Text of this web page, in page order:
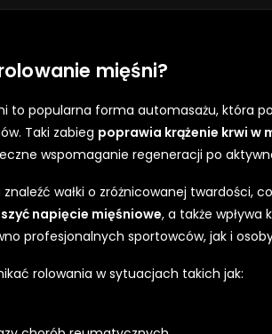
mięśni?
to popularna forma automasażu, która
Taki zabieg poprawia krążenie krwi w
wspomaganie regeneracji po
znaleźć wałki o zróżnicowanej
napięcie mięśniowe, a także
profesjonalnych sportowców, jak i
rolowania w sytuacjach takich jak: